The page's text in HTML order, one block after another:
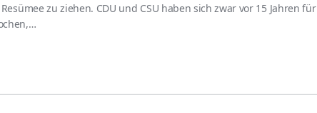
zu ziehen. CDU und CSU haben sich zwar vor 15 Jahren für